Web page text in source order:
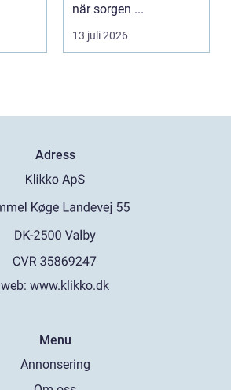
när sorgen ...
13 juli 2026
Adress
web: www.klikko.dk
Menu
Annonsering